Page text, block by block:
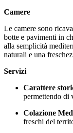
Camere
Le camere sono
botte e pavimenti in
alla semplicità
naturali e una
Servizi
Carattere
permettendo di
Colazione
freschi del